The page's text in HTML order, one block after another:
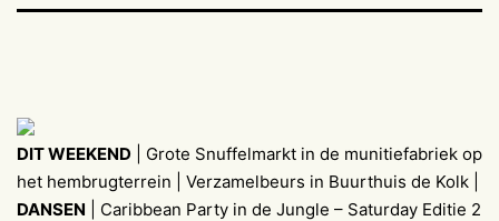
DIT WEEKEND | Grote Snuffelmarkt in de munitiefabriek op
het hembrugterrein | Verzamelbeurs in Buurthuis de Kolk |
DANSEN | Caribbean Party in de Jungle – Saturday Editie 2